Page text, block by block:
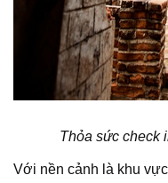
Thỏa sức check
Với nền cảnh là khu